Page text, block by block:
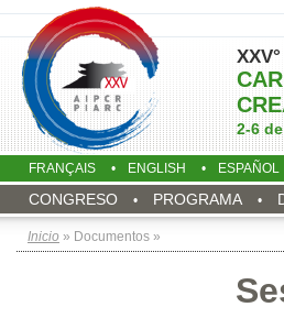
2-6
FRANÇAIS ENGLISH ESPAÑOL
CONGRESO PROGRAMA
Inicio » Documentos »